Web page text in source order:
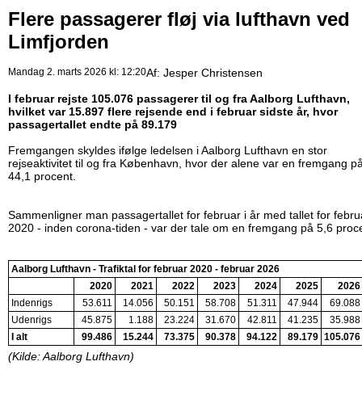
Flere passagerer fløj via lufthavn ved
Limfjorden
Mandag 2. marts 2026 kl: 12:20Af: Jesper Christensen
I februar rejste 105.076 passagerer til og fra Aalborg Lufthavn,
hvilket var 15.897 flere rejsende end i februar sidste år, hvor
passagertallet endte på 89.179
Fremgangen skyldes ifølge ledelsen i Aalborg Lufthavn en stor
rejseaktivitet til og fra København, hvor der alene var en fremgang
44,1 procent.
Sammenligner man passagertallet for februar i år med tallet for
2020 - inden corona-tiden - var der tale om en fremgang på 5,6
Aalborg Lufthavn - Trafiktal for februar 2020 - februar 2026
2020
2021 2022 2023 2024 2025
2026
Indenrigs
53.611 14.056 50.151 58.708 51.311 47.944
69.088
Udenrigs
45.875 1.188 23.224 31.670 42.811 41.235
35.988
I alt
99.486 15.244 73.375 90.378 94.122 89.179 105.076
(Kilde: Aalborg Lufthavn)